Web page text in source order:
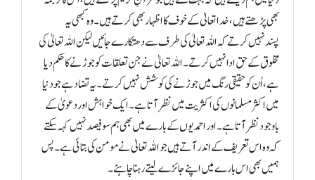
بھی پڑھتے ہیں، خدا تعالیٰ کے خوف کا اظہار بھی کرتے ہیں۔ وہ کبھی یہ
پسندنہیں کرتے کہ اللہ تعالیٰ کی طرف سے دھتکارے جائیں لیکن اللہ تعالیٰ کی
مخلوق کے حق ادا نہیں کرتے۔ اللہ تعالیٰ نے جن تعلقات کو جوڑنے کا حکم دیا
ہے، اُن کو حقیقی رنگ میں جوڑنے کی کوشش نہیں کرتے۔ یہ تضاد ہے جو دنیا
میں اکثر مسلمانوں کی اکثریت میں نظر آتا ہے۔ ایک خواہش اور دعویٰ کے
باوجودنظر آتا ہے۔ اور احمدیوں کے بارے میں بھی ہم سو فیصدنہیں کہہ سکتے
کہ وہ اس تعریف کے اندر آتے ہیں جو اللہ تعالیٰ نے مومن کی بتائی ہے۔ پس
ہمیں بھی اس بارے میں اپنے جائزے لیتے رہنا چاہئے۔